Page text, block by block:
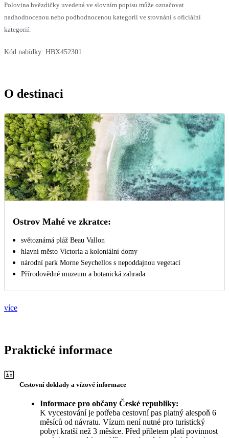
Polovina hvězdičky uvedená ve slovním popisu může označovat
nadhodnocenou nebo podhodnocenou kategorii ve srovnání s oficiální
kategorií.
Kód nabídky: HBX452301
O destinaci
Ostrov Mahé ve zkratce:
světoznámá pláž Beau Vallon
hlavní město Victoria a koloniální domy
národní park Morne Seychellos s nepoddajnou vegetací
Přírodovědné muzeum a botanická zahrada
více
Praktické informace
Cestovní doklady a vízové informace
Informace pro občany České republiky:
K vycestování je potřeba cestovní pas platný alespoň 6
měsíců od návratu. Vízum není nutné pro turistický
pobyt kratší než 3 měsíce. Před příletem platí povinnost